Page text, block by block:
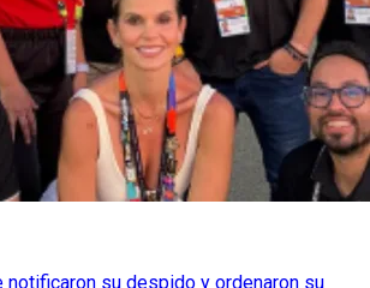
notificaron su despido y ordenaron su